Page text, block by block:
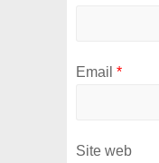
Email *
Site web